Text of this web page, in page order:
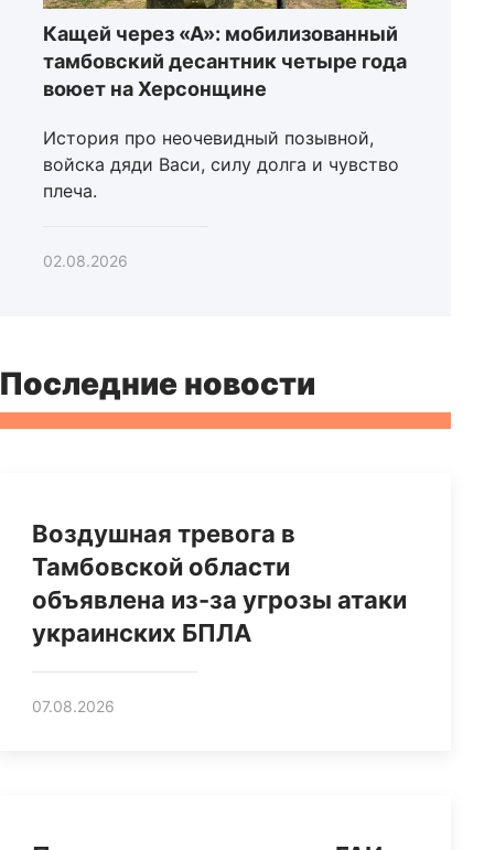
Кащей через «А»: мобилизованный
тамбовский десантник четыре года
воюет на Херсонщине
История про неочевидный позывной,
войска дяди Васи, силу долга и чувство
плеча.
02.08.2026
Последние новости
Воздушная тревога в
Тамбовской области
объявлена из-за угрозы атаки
украинских БПЛА
07.08.2026